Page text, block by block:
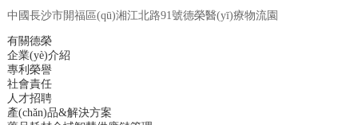
中國長沙市開福區(qū)湘江北路91號德榮醫(yī)療物流園
有關德榮
企業(yè)介紹
專利榮譽
社會責任
人才招聘
產(chǎn)品&解決方案